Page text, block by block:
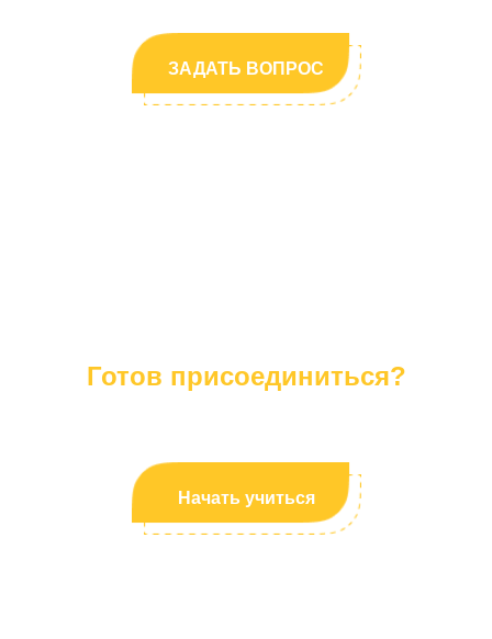
ЗАДАТЬ ВОПРОС
Готов присоединиться?
Начать учиться